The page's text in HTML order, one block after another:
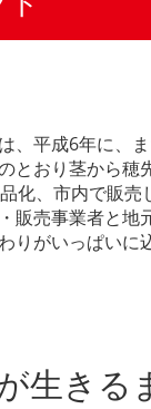
、平成6年に、
とおり茎から
化、市内で販売
販売事業者と
がいっぱいに
生きる